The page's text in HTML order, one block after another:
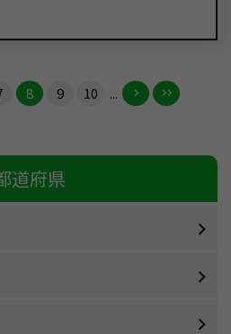
8 9 10 ...
道府県